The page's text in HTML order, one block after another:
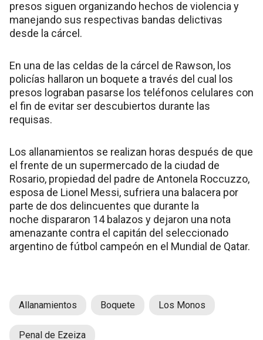
presos siguen organizando hechos de violencia y
manejando sus respectivas bandas delictivas
desde la cárcel.
En una de las celdas de la cárcel de Rawson, los
policías hallaron un boquete a través del cual los
presos lograban pasarse los teléfonos celulares con
el fin de evitar ser descubiertos durante las
requisas.
Los allanamientos se realizan horas después de que
el frente de un supermercado de la ciudad de
Rosario, propiedad del padre de Antonela Roccuzzo,
esposa de Lionel Messi, sufriera una balacera por
parte de dos delincuentes que durante la
noche dispararon 14 balazos y dejaron una nota
amenazante contra el capitán del seleccionado
argentino de fútbol campeón en el Mundial de Qatar.
Allanamientos Boquete Los Monos
Penal de Ezeiza